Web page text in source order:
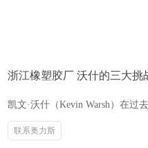
浙江橡塑胶厂 沃什的三大
凯文·沃什（Kevin Warsh）在
联系奥力斯